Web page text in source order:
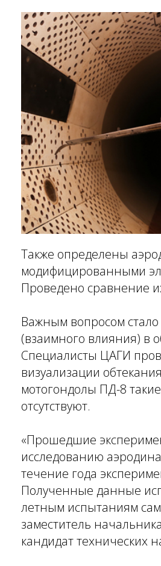
Также определены
модифицированными
Проведено сравнение
Важным вопросом
(взаимного влияния) в
Специалисты ЦАГИ
визуализации
мотогондолы ПД-8
отсутствуют.
«Прошедшие
исследованию
течение года
Полученные данные
летным испытаниям
заместитель
кандидат технических